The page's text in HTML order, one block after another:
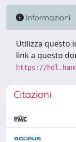
Informazioni
Utilizza questo
link a questo
https://
Citazioni